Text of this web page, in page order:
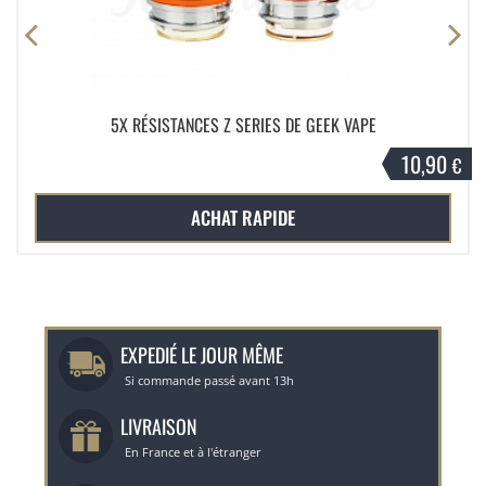
5X RÉSISTANCES Z SERIES DE GEEK VAPE
10,90€
ACHAT RAPIDE
EXPEDIÉ LE JOUR MÊME
Si commande passé avant 13h
LIVRAISON
En France et à l'étranger